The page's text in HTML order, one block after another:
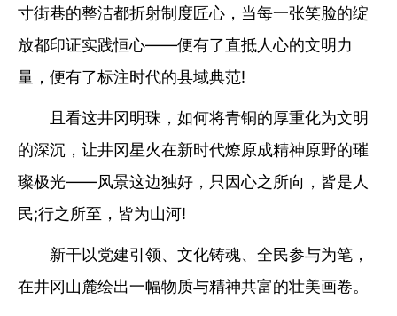
寸街巷的整洁都折射制度匠心，当每一张笑脸的绽
放都印证实践恒心——便有了直抵人心的文明力
量，便有了标注时代的县域典范!
且看这井冈明珠，如何将青铜的厚重化为文明
的深沉，让井冈星火在新时代燎原成精神原野的璀
璨极光——风景这边独好，只因心之所向，皆是人
民;行之所至，皆为山河!
新干以党建引领、文化铸魂、全民参与为笔，
在井冈山麓绘出一幅物质与精神共富的壮美画卷。